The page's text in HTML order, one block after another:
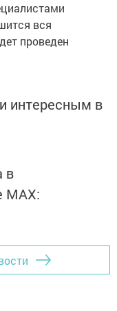
вся
проведен
интересным в
в
MАХ: